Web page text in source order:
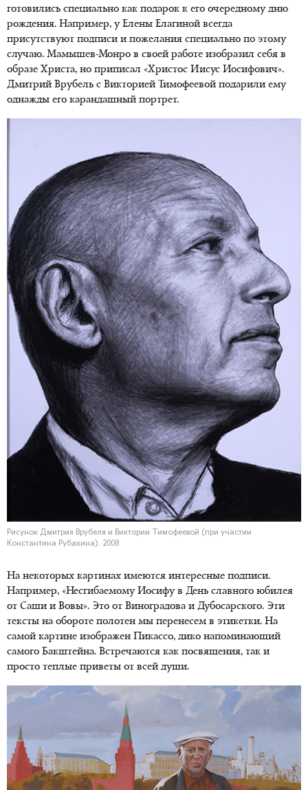
готовились специально как подарок к его очередному дню
рождения. Например, у Елены Елагиной всегда
присутствуют подписи и пожелания специально по этому
случаю. Мамышев-Монро в своей работе изобразил себя в
образе Христа, но приписал «Христос Иисус Иосифович».
Дмитрий Врубель с Викторией Тимофеевой подарили ему
однажды его карандашный портрет.
Рисунок Дмитрия Врубеля и Виктории Тимофеевой (при участии
Константина Рубахина). 2008
На некоторых картинах имеются интересные подписи.
Например, «Несгибаемому Иосифу в День славного юбилея
от Саши и Вовы». Это от Виноградова и Дубосарского. Эти
тексты на обороте полотен мы перенесем в этикетки. На
самой картине изображен Пикассо, дико напоминающий
самого Бакштейна. Встречаются как посвящения, так и
просто теплые приветы от всей души.